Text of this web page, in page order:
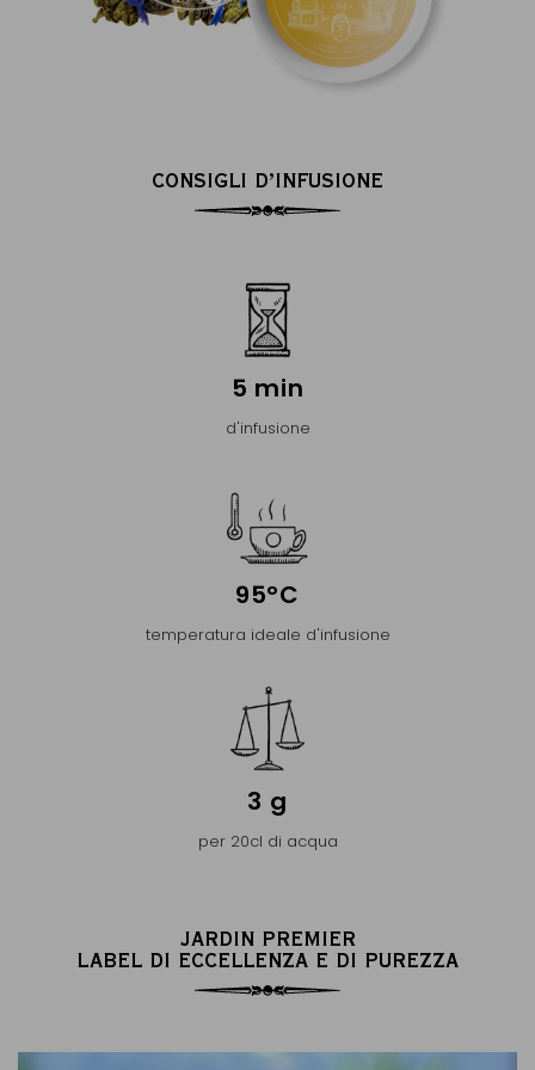
CONSIGLI D’INFUSIONE
5 min
d'infusione
95°C
temperatura ideale d'infusione
3 g
per 20cl di acqua
JARDIN PREMIER
LABEL DI ECCELLENZA E DI PUREZZA